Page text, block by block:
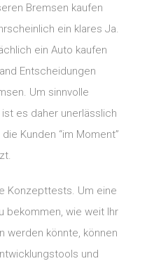
Bremsen kaufen
ein klares Ja.
ein Auto kaufen
Entscheidungen
Um sinnvolle
es daher unerlässlich
Kunden “im Moment”
Konzepttests. Um eine
bekommen, wie weit Ihr
werden könnte, können
und